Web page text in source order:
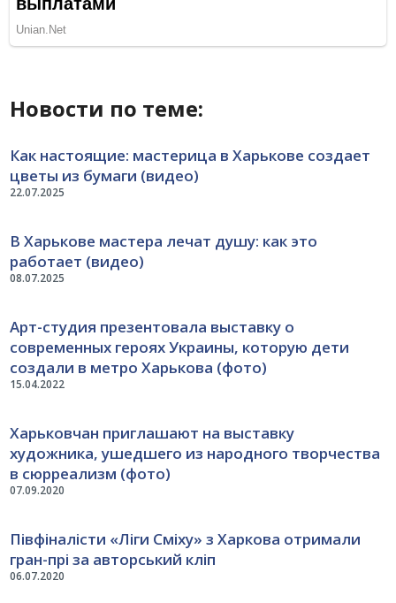
Новости по теме:
22.07.2025
Как настоящие: мастерица в Харькове создает
цветы из бумаги (видео)
08.07.2025
В Харькове мастера лечат душу: как это
работает (видео)
15.04.2022
Арт-студия презентовала выставку о
современных героях Украины, которую дети
создали в метро Харькова (фото)
07.09.2020
Харьковчан приглашают на выставку
художника, ушедшего из народного творчества
в сюрреализм (фото)
06.07.2020
Півфіналісти «Ліги Сміху» з Харкова отримали
гран-прі за авторський кліп